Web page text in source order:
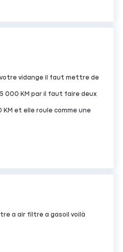
votre vidange il faut mettre de
000 KM par il faut faire deux
KM et elle roule comme une
a air filtre a gasoil voilà